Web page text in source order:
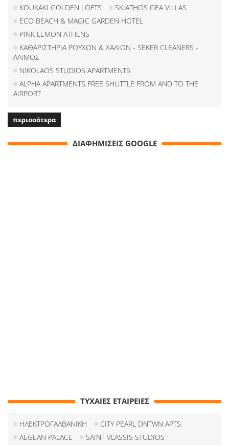
KOUKAKI GOLDEN LOFTS
SKIATHOS GEA VILLAS
ECO BEACH & MAGIC GARDEN HOTEL
PINK LEMON ATHENS
ΚΑΘΑΡΙΣΤΗΡΙΑ ΡΟΥΧΩΝ & ΧΑΛΙΩΝ - SEKER CLEANERS -
ΑΛΙΜΟΣ
NIKOLAOS STUDIOS APARTMENTS
ALPHA APARTMENTS FREE SHUTTLE FROM AND TO THE
AIRPORT
περισσότερα
ΔΙΑΦΗΜΙΣΕΙΣ GOOGLE
ΤΥΧΑΙΕΣ ΕΤΑΙΡΕΙΕΣ
ΗΛΕΚΤΡΟΓΑΛΒΑΝΙΚΗ
CITY PEARL DNTWN APTS
AEGEAN PALACE
SAINT VLASSIS STUDIOS